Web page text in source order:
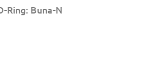
Ring: Buna-N